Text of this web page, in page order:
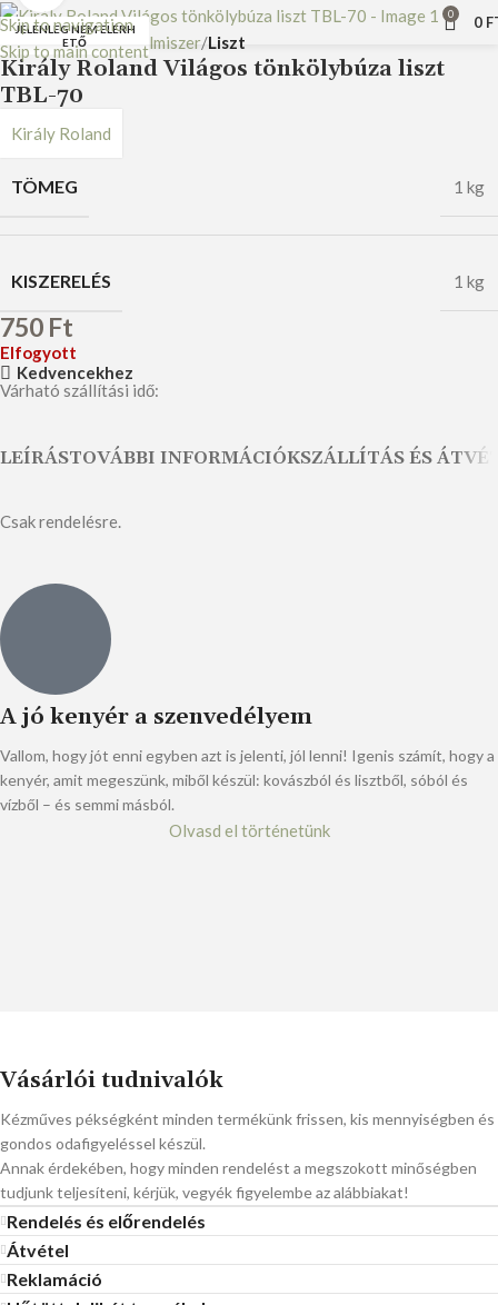
Skip to navigation
Skip to main content
0 0
JELENLEG NEM ELÉRH
ETŐ
Kezdőlap Tartós élelmiszer Liszt
Király Roland Világos tönkölybúza liszt
TBL-70
Király Roland
TÖMEG 1 kg
KISZERELÉS 1 kg
750 Ft
Elfogyott
Kedvencekhez
Várható szállítási idő:
LEÍRÁSTOVÁBBI INFORMÁCIÓKSZÁLLÍTÁS ÉS
Csak rendelésre.
A jó kenyér a szenvedélyem
Vallom, hogy jót enni egyben azt is jelenti, jól lenni! Igenis számít, hogy a
kenyér, amit megeszünk, miből készül: kovászból és lisztből, sóból és
vízből – és semmi másból.
Olvasd el történetünk
Vásárlói tudnivalók
Kézműves pékségként minden termékünk frissen, kis mennyiségben és
gondos odafigyeléssel készül.
Annak érdekében, hogy minden rendelést a megszokott minőségben
tudjunk teljesíteni, kérjük, vegyék figyelembe az alábbiakat!
Rendelés és előrendelés
Átvétel
Reklamáció